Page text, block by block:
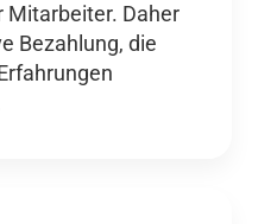
Mitarbeiter. Daher
Bezahlung, die